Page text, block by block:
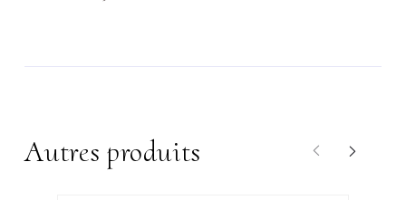
Autres produits